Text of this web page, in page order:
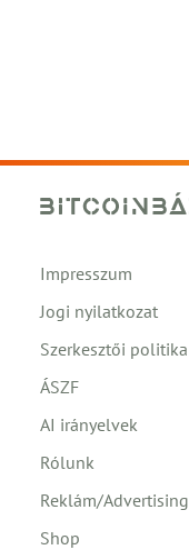
Impresszum
Jogi nyilatkozat
Szerkesztői politika
ÁSZF
AI irányelvek
Rólunk
Reklám/Advertising
Shop